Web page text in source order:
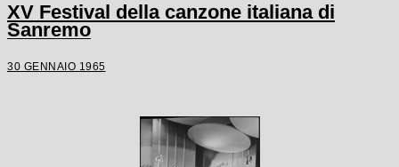
XV Festival della canzone italiana di
Sanremo
30 GENNAIO 1965